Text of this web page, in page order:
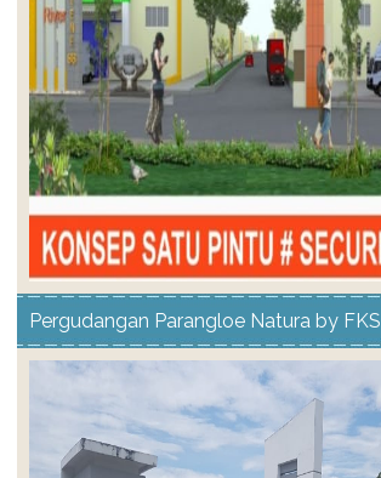
Pergudangan Parangloe Natura by FKS